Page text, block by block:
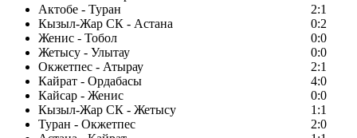
Актобе - Туран
2:1
Кызыл-Жар СК - Астана
0:2
Женис - Тобол
0:0
Жетысу - Улытау
0:0
Окжетпес - Атырау
2:1
Кайрат - Ордабасы
4:0
Кайсар - Женис
0:0
Кызыл-Жар СК - Жетысу
1:1
Туран - Окжетпес
2:0